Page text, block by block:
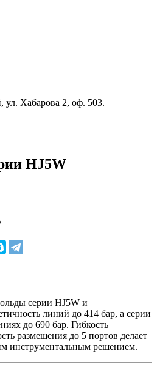
ул. Хабарова 2, оф. 503.
HJ5W
серии HJ5W и
линий до 414 бар, а серии
до 690 бар. Гибкость
размещения до 5 портов делает
инструментальным решением.